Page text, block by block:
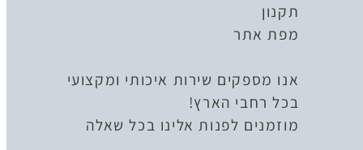
תקנון
מפת אתר
אנו מספקים שירות איכותי ומקצועי
בכל רחבי הארץ!
מוזמנים לפנות אלינו בכל שאלה